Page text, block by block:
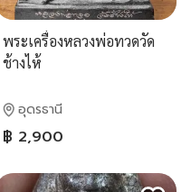
พระเครื่องหลวงพ่อทวดวัด
ช้างไห้
อุดรธานี
฿ 2,900